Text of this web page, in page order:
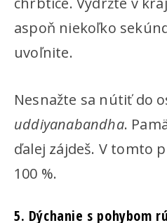
aspoň niekoľko
uvoľnite.
Nesnažte sa nútiť do
uddiyanabandha.
ďalej zájdeš. V tomto
100 %.
5. Dýchanie s pohybom